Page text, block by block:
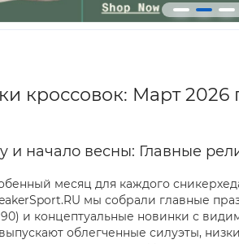
кроссовок: Март 2026
и начало весны: Главные
месяц для каждого
мы собрали главные
90) и концептуальные новинки с
облегченные силуэты,